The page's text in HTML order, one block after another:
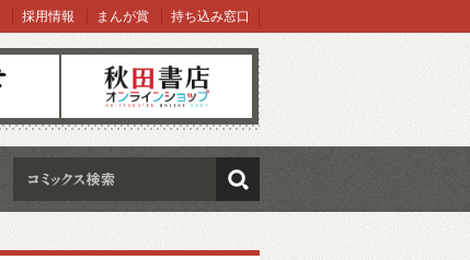
オンラインショップ
採用情報 まんが賞 持ち込み窓口
検索